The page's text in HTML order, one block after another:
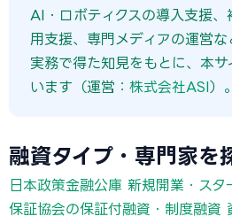
AI・ロボティクスの導入支援
用支援、専門メディアの運営な
実務で得た知見をもとに、本サ
います（運営： 株式会社ASI）。
融資タイプ・専門家を
日本政策金融公庫 新規開業・スタ
保証協会の保証付融資・制度融資